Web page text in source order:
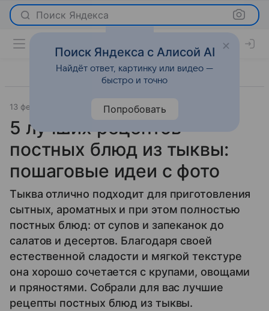
Поиск Яндекса
13 февраля 2026 Леди Mail Рецепты
5 лучших рецептов
постных блюд из тыквы:
пошаговые идеи с фото
Тыква отлично подходит для приготовления
сытных, ароматных и при этом полностью
постных блюд: от супов и запеканок до
салатов и десертов. Благодаря своей
естественной сладости и мягкой текстуре
она хорошо сочетается с крупами, овощами
и пряностями. Собрали для вас лучшие
рецепты постных блюд из тыквы.
Поиск Яндекса с Алисой AI
Найдёт ответ, картинку или видео —
быстро и точно
Попробовать